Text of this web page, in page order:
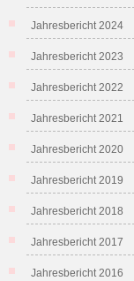
Jahresbericht 2024
Jahresbericht 2023
Jahresbericht 2022
Jahresbericht 2021
Jahresbericht 2020
Jahresbericht 2019
Jahresbericht 2018
Jahresbericht 2017
Jahresbericht 2016